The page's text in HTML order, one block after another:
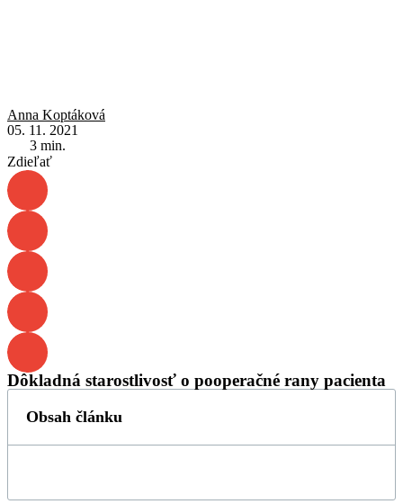
Anna Koptáková
05. 11. 2021
3 min.
Zdieľať
Dôkladná starostlivosť o pooperačné rany pacienta
Obsah článku